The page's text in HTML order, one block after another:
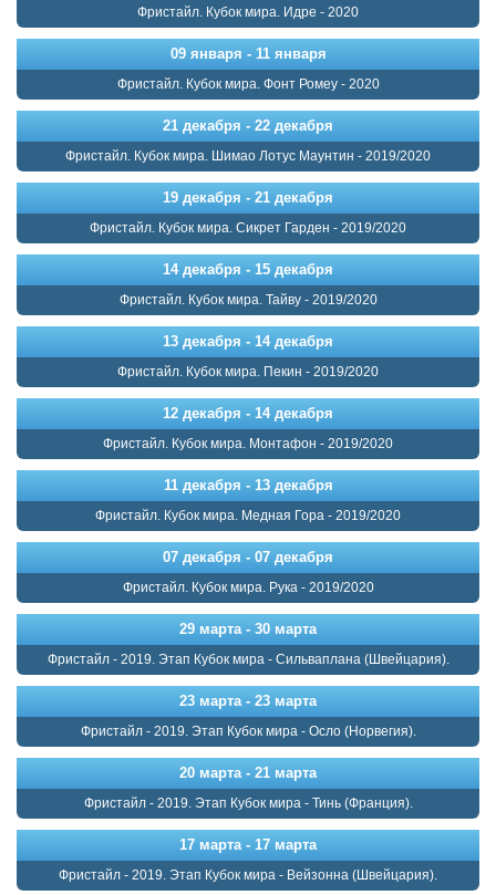
Фристайл. Кубок мира. Идре - 2020
09 января - 11 января
Фристайл. Кубок мира. Фонт Ромеу - 2020
21 декабря - 22 декабря
Фристайл. Кубок мира. Шимао Лотус Маунтин - 2019/2020
19 декабря - 21 декабря
Фристайл. Кубок мира. Сикрет Гарден - 2019/2020
14 декабря - 15 декабря
Фристайл. Кубок мира. Тайву - 2019/2020
13 декабря - 14 декабря
Фристайл. Кубок мира. Пекин - 2019/2020
12 декабря - 14 декабря
Фристайл. Кубок мира. Монтафон - 2019/2020
11 декабря - 13 декабря
Фристайл. Кубок мира. Медная Гора - 2019/2020
07 декабря - 07 декабря
Фристайл. Кубок мира. Рука - 2019/2020
29 марта - 30 марта
Фристайл - 2019. Этап Кубок мира - Сильваплана (Швейцария).
23 марта - 23 марта
Фристайл - 2019. Этап Кубок мира - Осло (Норвегия).
20 марта - 21 марта
Фристайл - 2019. Этап Кубок мира - Тинь (Франция).
17 марта - 17 марта
Фристайл - 2019. Этап Кубок мира - Вейзонна (Швейцария).